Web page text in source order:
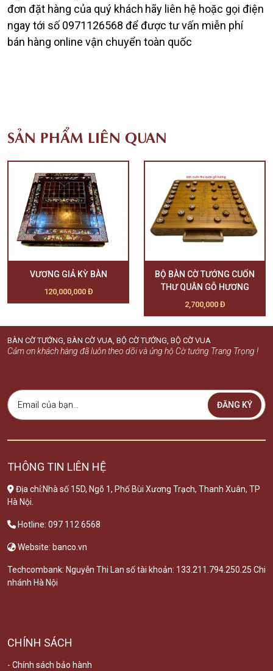
đơn đặt hàng của quý khách hãy liên hệ hoặc gọi điện
ngay tới số 0971126568 để được tư vấn miễn phí
bán hàng online vận chuyển toàn quốc
SẢN PHẨM LIÊN QUAN
VƯƠNG GIẢ KỲ BÀN
120,000,000 Đ
BỘ BÀN CỜ TƯỚNG CUỐN
THƯ QUÂN GỖ HƯƠNG
2,700,000 Đ
BÀN CỜ TƯỚNG, BÀN CỜ VUA, BỘ CỜ TƯỚNG, BỘ CỜ VUA
Cảm ơn khách hàng đã luôn theo dõi và ủng hộ Cờ tướng Trang Trọng !
ĐĂNG KÝ
THÔNG TIN LIÊN HỆ
Địa chỉ:Nhà số 15D, Ngõ 1, Phố Bùi Xương Trạch, Thanh Xuân, TP
Hà Nội.
Hotline: 097 112 6568
Website: banco.vn
Techcombank: Nguyễn Thi Lan số tài khoản: 133.211.794.250.25 Chi
nhánh Hà Nội
CHÍNH SÁCH
- Chính sách bảo hành